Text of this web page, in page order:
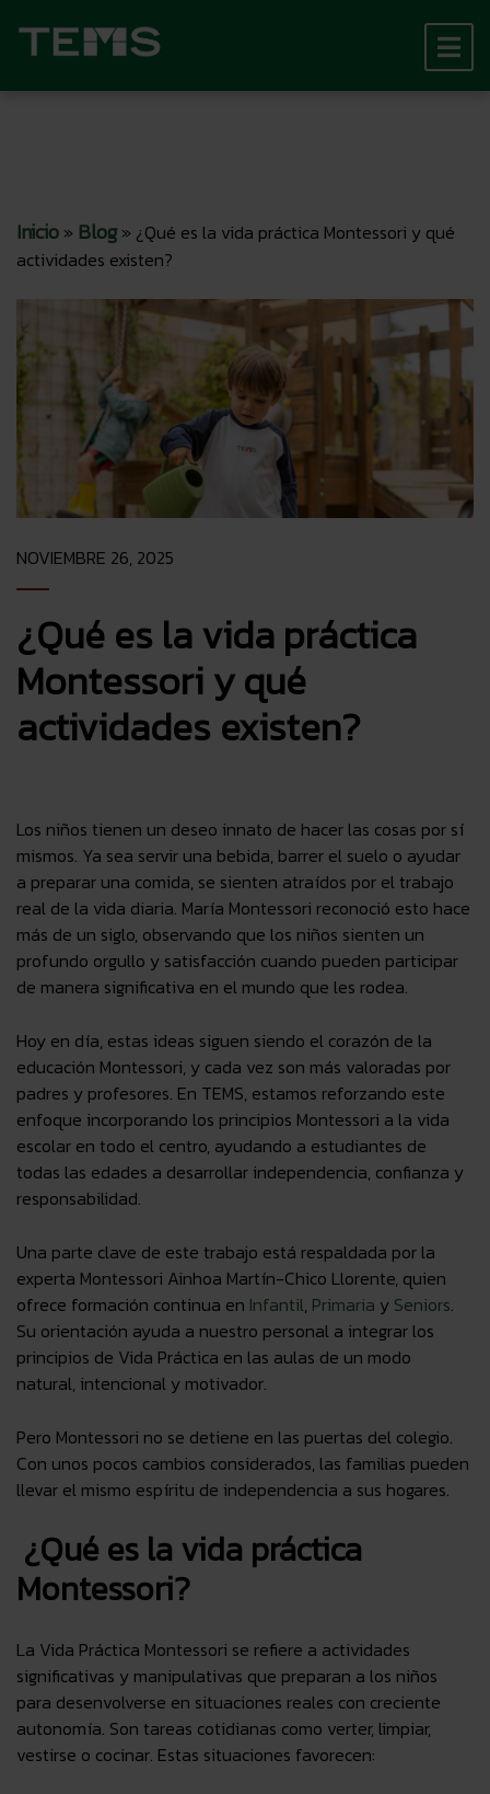
Inicio» Blog» ¿Qué es la vida práctica Montessori y qué
actividades existen?
NOVIEMBRE 26, 2025
¿Qué es la vida práctica
Montessori y qué
actividades existen?
Los niños tienen un deseo innato de hacer las cosas por sí
mismos. Ya sea servir una bebida, barrer el suelo o ayudar
a preparar una comida, se sienten atraídos por el trabajo
real de la vida diaria. María Montessori reconoció esto hace
más de un siglo, observando que los niños sienten un
profundo orgullo y satisfacción cuando pueden participar
de manera significativa en el mundo que les rodea.
Hoy en día, estas ideas siguen siendo el corazón de la
educación Montessori, y cada vez son más valoradas por
padres y profesores. En TEMS, estamos reforzando este
enfoque incorporando los principios Montessori a la vida
escolar en todo el centro, ayudando a estudiantes de
todas las edades a desarrollar independencia, confianza y
responsabilidad.
Una parte clave de este trabajo está respaldada por la
experta Montessori Ainhoa Martín-Chico Llorente, quien
ofrece formación continua en Infantil, Primaria y Seniors.
Su orientación ayuda a nuestro personal a integrar los
principios de Vida Práctica en las aulas de un modo
natural, intencional y motivador.
Pero Montessori no se detiene en las puertas del colegio.
Con unos pocos cambios considerados, las familias pueden
llevar el mismo espíritu de independencia a sus hogares.
¿Qué es la vida práctica
Montessori?
La Vida Práctica Montessori se refiere a actividades
significativas y manipulativas que preparan a los niños
para desenvolverse en situaciones reales con creciente
autonomía. Son tareas cotidianas como verter, limpiar,
vestirse o cocinar. Estas situaciones favorecen: